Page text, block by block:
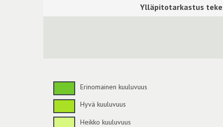
Erinomainen kuuluvuus
Hyvä kuuluvuus
Heikko kuuluvuus